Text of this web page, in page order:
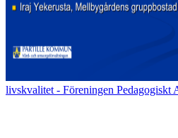
livskvalitet - Föreningen Pedagogiskt